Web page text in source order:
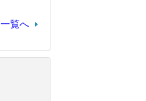
一覧へ